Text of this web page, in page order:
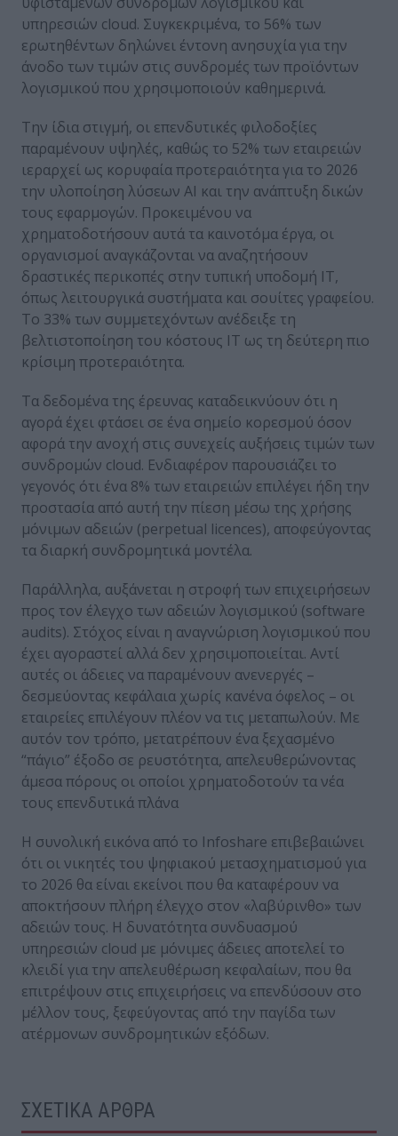
υπηρεσιών cloud. Συγκεκριμένα, το 56% των
ερωτηθέντων δηλώνει έντονη ανησυχία για την
άνοδο των τιμών στις συνδρομές των προϊόντων
λογισμικού που χρησιμοποιούν καθημερινά.
Την ίδια στιγμή, οι επενδυτικές φιλοδοξίες
παραμένουν υψηλές, καθώς το 52% των εταιρειών
ιεραρχεί ως κορυφαία προτεραιότητα για το 2026
την υλοποίηση λύσεων AI και την ανάπτυξη δικών
τους εφαρμογών. Προκειμένου να
χρηματοδοτήσουν αυτά τα καινοτόμα έργα, οι
οργανισμοί αναγκάζονται να αναζητήσουν
δραστικές περικοπές στην τυπική υποδομή IT,
όπως λειτουργικά συστήματα και σουίτες γραφείου.
Το 33% των συμμετεχόντων ανέδειξε τη
βελτιστοποίηση του κόστους IT ως τη δεύτερη πιο
κρίσιμη προτεραιότητα.
Τα δεδομένα της έρευνας καταδεικνύουν ότι η
αγορά έχει φτάσει σε ένα σημείο κορεσμού όσον
αφορά την ανοχή στις συνεχείς αυξήσεις τιμών των
συνδρομών cloud. Ενδιαφέρον παρουσιάζει το
γεγονός ότι ένα 8% των εταιρειών επιλέγει ήδη την
προστασία από αυτή την πίεση μέσω της χρήσης
μόνιμων αδειών (perpetual licences), αποφεύγοντας
τα διαρκή συνδρομητικά μοντέλα.
Παράλληλα, αυξάνεται η στροφή των επιχειρήσεων
προς τον έλεγχο των αδειών λογισμικού (software
audits). Στόχος είναι η αναγνώριση λογισμικού που
έχει αγοραστεί αλλά δεν χρησιμοποιείται. Αντί
αυτές οι άδειες να παραμένουν ανενεργές –
δεσμεύοντας κεφάλαια χωρίς κανένα όφελος – οι
εταιρείες επιλέγουν πλέον να τις μεταπωλούν. Με
αυτόν τον τρόπο, μετατρέπουν ένα ξεχασμένο
“πάγιο” έξοδο σε ρευστότητα, απελευθερώνοντας
άμεσα πόρους οι οποίοι χρηματοδοτούν τα νέα
τους επενδυτικά πλάνα
Η συνολική εικόνα από το Infoshare επιβεβαιώνει
ότι οι νικητές του ψηφιακού μετασχηματισμού για
το 2026 θα είναι εκείνοι που θα καταφέρουν να
αποκτήσουν πλήρη έλεγχο στον «λαβύρινθο» των
αδειών τους. Η δυνατότητα συνδυασμού
υπηρεσιών cloud με μόνιμες άδειες αποτελεί το
κλειδί για την απελευθέρωση κεφαλαίων, που θα
επιτρέψουν στις επιχειρήσεις να επενδύσουν στο
μέλλον τους, ξεφεύγοντας από την παγίδα των
ατέρμονων συνδρομητικών εξόδων.
ΣΧΕΤΙΚΑ ΑΡΘΡΑ